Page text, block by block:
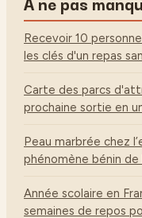
Recevoir 10
les clés d'un repas
Carte des parcs
prochaine sortie en
Peau marbrée chez
phénomène bénin de
Année scolaire en
semaines de repos